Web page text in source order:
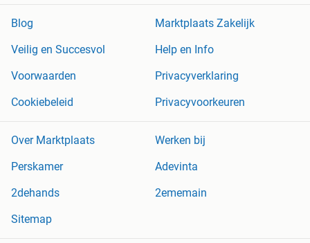
Blog
Marktplaats Zakelijk
Veilig en Succesvol
Help en Info
Voorwaarden
Privacyverklaring
Cookiebeleid
Privacyvoorkeuren
Over Marktplaats
Werken bij
Perskamer
Adevinta
2dehands
2ememain
Sitemap